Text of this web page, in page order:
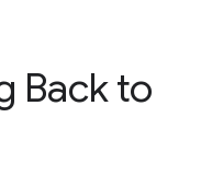
Back to